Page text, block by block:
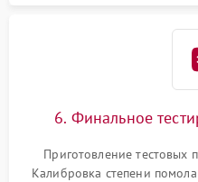
6. Финальное
Приготовление тестовых
Калибровка степени